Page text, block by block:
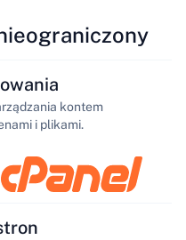
kontem
i plikami.